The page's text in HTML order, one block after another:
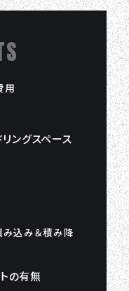
用
ングスペース
込み＆積み降
の有無